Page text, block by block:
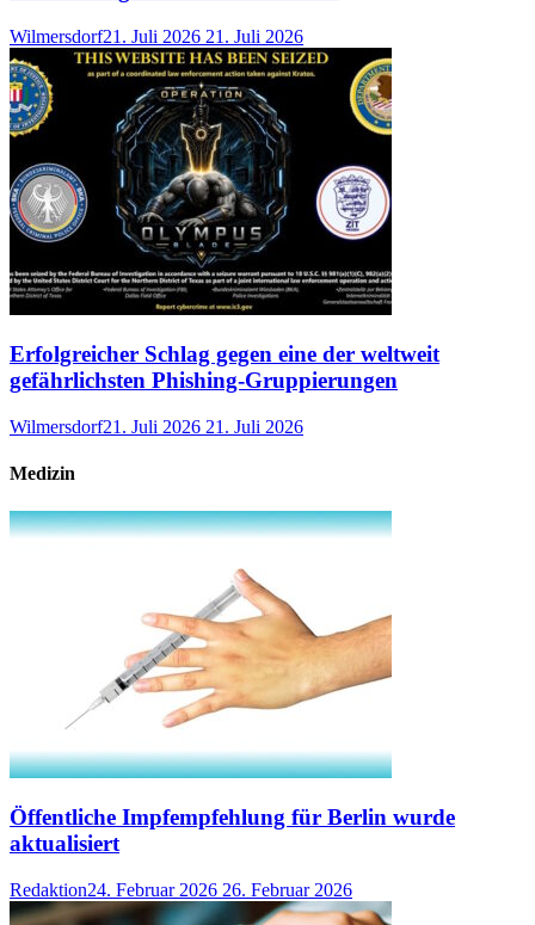
Wilmersdorf21. Juli 2026 21. Juli 2026
Erfolgreicher Schlag gegen eine der weltweit
gefährlichsten Phishing-Gruppierungen
Wilmersdorf21. Juli 2026 21. Juli 2026
Medizin
Öffentliche Impfempfehlung für Berlin wurde
aktualisiert
Redaktion24. Februar 2026 26. Februar 2026